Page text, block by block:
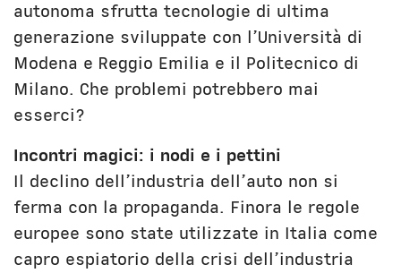
autonoma sfrutta tecnologie di ultima
generazione sviluppate con l’Università di
Modena e Reggio Emilia e il Politecnico di
Milano. Che problemi potrebbero mai
esserci?
Incontri magici: i nodi e i pettini
Il declino dell’industria dell’auto non si
ferma con la propaganda. Finora le regole
europee sono state utilizzate in Italia come
capro espiatorio della crisi dell’industria